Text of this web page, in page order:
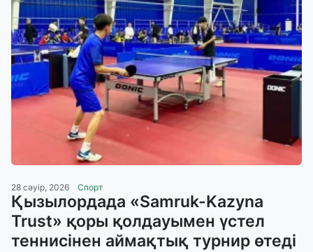
28 сәуір, 2026 Спорт
Қызылордада «Samruk-Kazyna
Trust» қоры қолдауымен үстел
теннисінен аймақтық турнир өтеді